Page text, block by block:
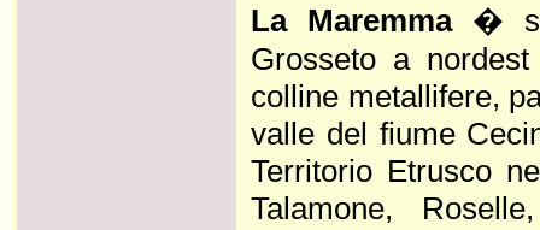
La Maremma �
Grosseto a
colline metallifere,
valle del fiume
Territorio Etrusco
Talamone,